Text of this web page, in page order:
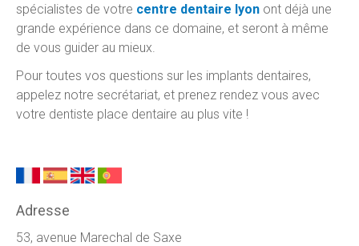
spécialistes de votre centre dentaire lyon ont déjà une
grande expérience dans ce domaine, et seront à même
de vous guider au mieux.
Pour toutes vos questions sur les implants dentaires,
appelez notre secrétariat, et prenez rendez vous avec
votre dentiste place dentaire au plus vite !
Adresse
53, avenue Marechal de Saxe